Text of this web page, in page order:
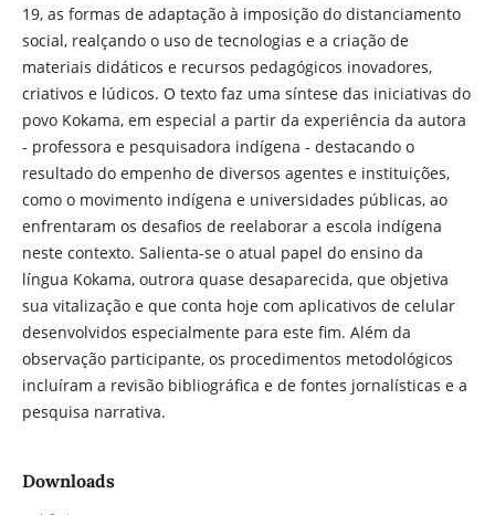
19, as formas de adaptação à imposição do distanciamento
social, realçando o uso de tecnologias e a criação de
materiais didáticos e recursos pedagógicos inovadores,
criativos e lúdicos. O texto faz uma síntese das iniciativas do
povo Kokama, em especial a partir da experiência da autora
- professora e pesquisadora indígena - destacando o
resultado do empenho de diversos agentes e instituições,
como o movimento indígena e universidades públicas, ao
enfrentaram os desafios de reelaborar a escola indígena
neste contexto. Salienta-se o atual papel do ensino da
língua Kokama, outrora quase desaparecida, que objetiva
sua vitalização e que conta hoje com aplicativos de celular
desenvolvidos especialmente para este fim. Além da
observação participante, os procedimentos metodológicos
incluíram a revisão bibliográfica e de fontes jornalísticas e a
pesquisa narrativa.
Downloads